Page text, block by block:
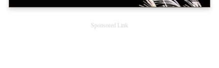
Sponsored Link